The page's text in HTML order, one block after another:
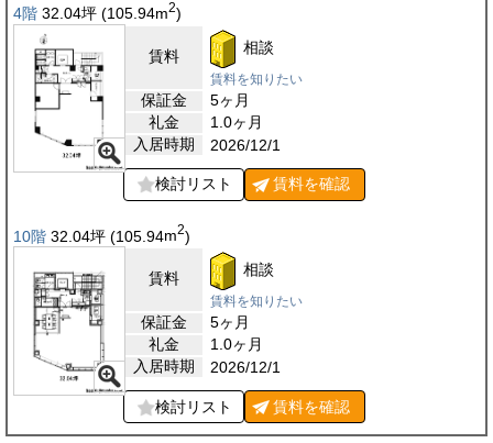
4階 32.04坪 (105.94m2)
賃料 相談
賃料を知りたい
保証金
5ヶ月
礼金
1.0ヶ月
入居時期
2026/12/1
検討リスト 賃料を確認
10階 32.04坪 (105.94m2)
賃料 相談
賃料を知りたい
保証金
5ヶ月
礼金
1.0ヶ月
入居時期
2026/12/1
検討リスト 賃料を確認